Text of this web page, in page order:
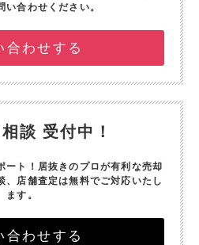
い合わせください。
合わせする
談 受付中！
ート！ 居抜きのプロが有利な売却
、店舗査定は無料でご対応いたし
ます。
合わせする